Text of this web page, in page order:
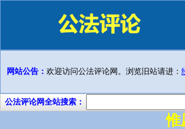
网站公告： 欢迎访问公法评论网。浏览旧站请进：
公法评论网全站搜索：
惟